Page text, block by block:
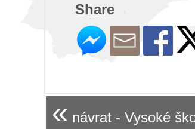
Share
« návrat - Vysoké